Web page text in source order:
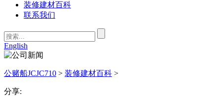
装修建材百科
联系我们
English
公赌船JCJC710 > 装修建材百科 >
分享: